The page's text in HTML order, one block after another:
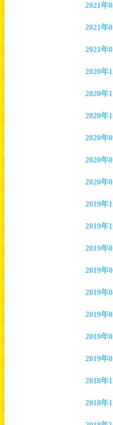
2021年
2021年
2021年
2020年
2020年
2020年
2020年
2020年
2020年
2019年
2019年
2019年
2019年
2019年
2019年
2019年
2019年
2018年
2018年